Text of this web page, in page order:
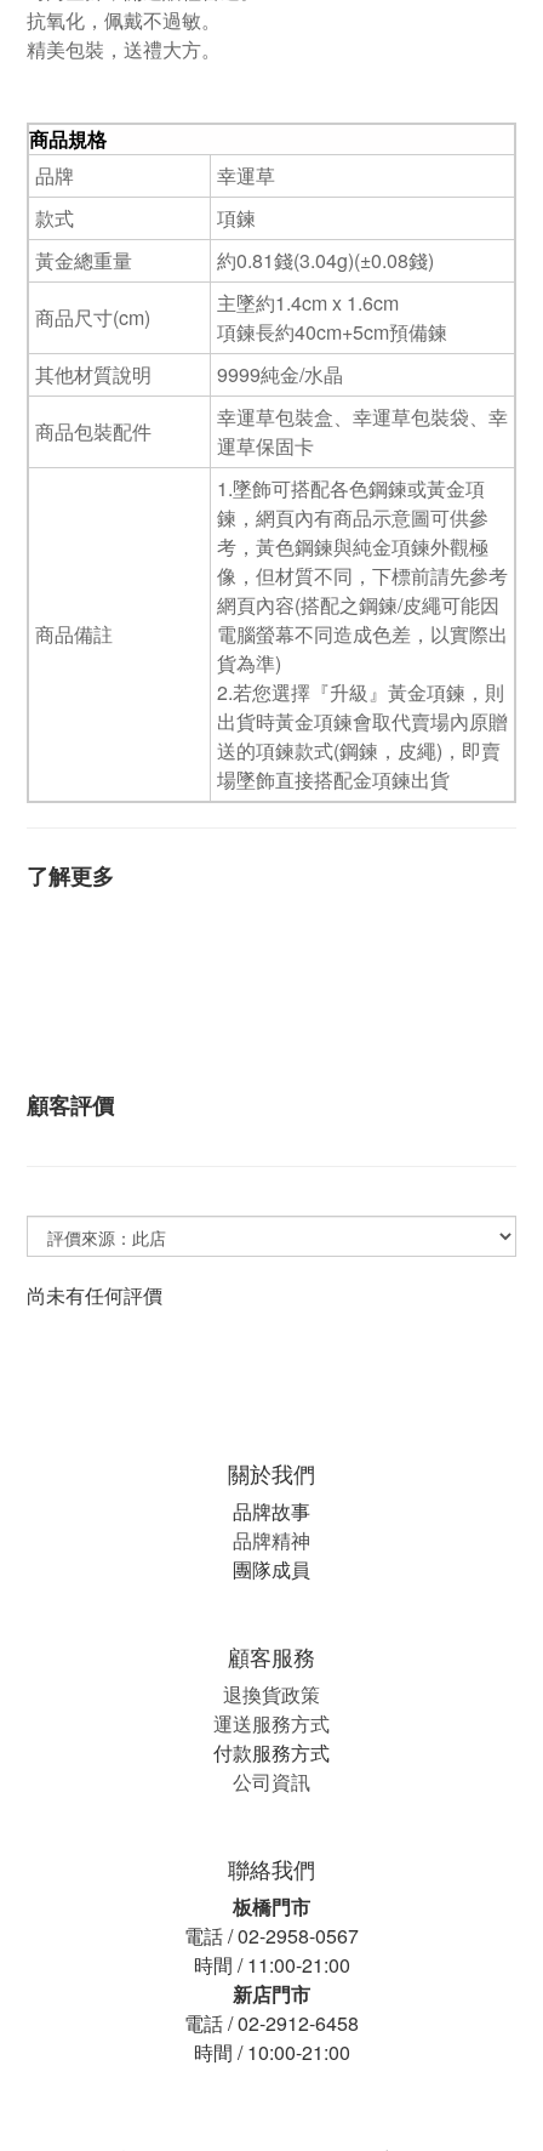
抗氧化，佩戴不過敏。
精美包裝，送禮大方。
商品規格
品牌
幸運草
款式
項鍊
黃金總重量
約0.81錢(3.04g)(±0.08錢)
商品尺寸(cm)
主墜約1.4cm x 1.6cm
項鍊長約40cm+5cm預備鍊
其他材質說明
9999純金/水晶
商品包裝配件
幸運草包裝盒、幸運草包裝袋、幸
運草保固卡
商品備註
1.墜飾可搭配各色鋼鍊或黃金項
鍊，網頁內有商品示意圖可供參
考，黃色鋼鍊與純金項鍊外觀極
像，但材質不同，下標前請先參考
網頁內容(搭配之鋼鍊/皮繩可能因
電腦螢幕不同造成色差，以實際出
貨為準)
2.若您選擇『升級』黃金項鍊，則
出貨時黃金項鍊會取代賣場內原贈
送的項鍊款式(鋼鍊，皮繩)，即賣
場墜飾直接搭配金項鍊出貨
了解更多
顧客評價
尚未有任何評價
關於我們
品牌故事
品牌精神
團隊成員
顧客服務
退換貨政策
運送服務方式
付款服務方式
公司資訊
聯絡我們
板橋門市
電話 / 02-2958-0567
時間 / 11:00-21:00
新店門市
電話 / 02-2912-6458
時間 / 10:00-21:00